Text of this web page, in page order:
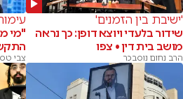
'ישיבת בין הזמנים'
שידור בלעדי ויוצא דופן: כך נראה
מושב בית דין • צפו
הרב נחום נוסבכר
"מי
צבי